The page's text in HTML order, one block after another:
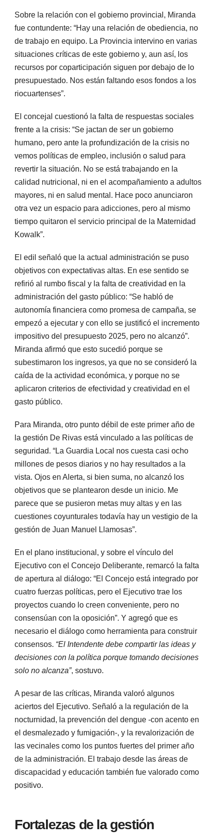
Sobre la relación con el gobierno provincial, Miranda
fue contundente: “Hay una relación de obediencia, no
de trabajo en equipo. La Provincia intervino en varias
situaciones críticas de este gobierno y, aun así, los
recursos por coparticipación siguen por debajo de lo
presupuestado. Nos están faltando esos fondos a los
riocuartenses”.
El concejal cuestionó la falta de respuestas sociales
frente a la crisis: “Se jactan de ser un gobierno
humano, pero ante la profundización de la crisis no
vemos políticas de empleo, inclusión o salud para
revertir la situación. No se está trabajando en la
calidad nutricional, ni en el acompañamiento a adultos
mayores, ni en salud mental. Hace poco anunciaron
otra vez un espacio para adicciones, pero al mismo
tiempo quitaron el servicio principal de la Maternidad
Kowalk”.
El edil señaló que la actual administración se puso
objetivos con expectativas altas. En ese sentido se
refirió al rumbo fiscal y la falta de creatividad en la
administración del gasto público: “Se habló de
autonomía financiera como promesa de campaña, se
empezó a ejecutar y con ello se justificó el incremento
impositivo del presupuesto 2025, pero no alcanzó”.
Miranda afirmó que esto sucedió porque se
subestimaron los ingresos, ya que no se consideró la
caída de la actividad económica, y porque no se
aplicaron criterios de efectividad y creatividad en el
gasto público.
Para Miranda, otro punto débil de este primer año de
la gestión De Rivas está vinculado a las políticas de
seguridad. “La Guardia Local nos cuesta casi ocho
millones de pesos diarios y no hay resultados a la
vista. Ojos en Alerta, si bien suma, no alcanzó los
objetivos que se plantearon desde un inicio. Me
parece que se pusieron metas muy altas y en las
cuestiones coyunturales todavía hay un vestigio de la
gestión de Juan Manuel Llamosas”.
En el plano institucional, y sobre el vínculo del
Ejecutivo con el Concejo Deliberante, remarcó la falta
de apertura al diálogo: “El Concejo está integrado por
cuatro fuerzas políticas, pero el Ejecutivo trae los
proyectos cuando lo creen conveniente, pero no
consensúan con la oposición”. Y agregó que es
necesario el diálogo como herramienta para construir
consensos. “El Intendente debe compartir las ideas y
decisiones con la política porque tomando decisiones
solo no alcanza”, sostuvo.
A pesar de las críticas, Miranda valoró algunos
aciertos del Ejecutivo. Señaló a la regulación de la
nocturnidad, la prevención del dengue -con acento en
el desmalezado y fumigación-, y la revalorización de
las vecinales como los puntos fuertes del primer año
de la administración. El trabajo desde las áreas de
discapacidad y educación también fue valorado como
positivo.
Fortalezas de la gestión